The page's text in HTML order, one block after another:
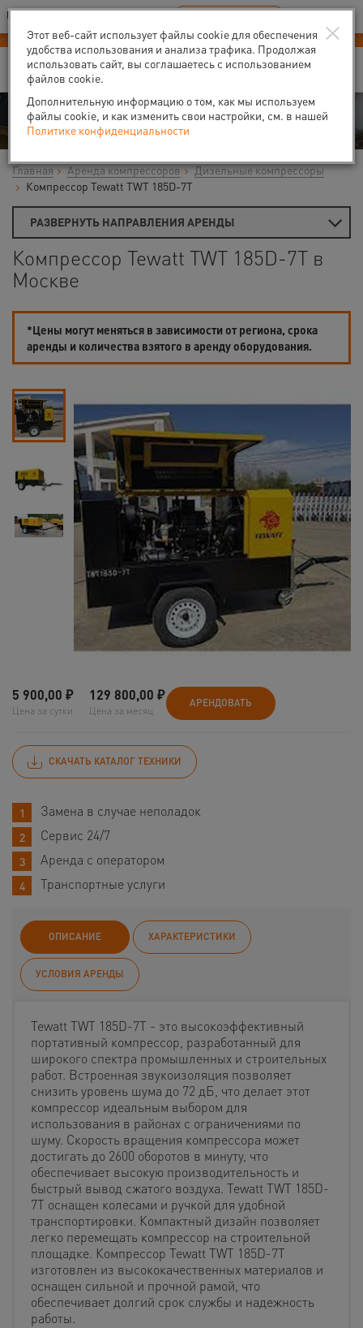
Ваш город:Москва
В Вашем регионе нет наших офисов RU EN
Аренда
Главная Аренда компрессоров
Дизельные компрессоры
Компрессор Tewatt TWT 185D-7T
РАЗВЕРНУТЬ НАПРАВЛЕНИЯ АРЕНДЫ
Компрессор Tewatt TWT 185D-7T в
Москве
*Цены могут меняться в зависимости от региона, срока
аренды и количества взятого в аренду оборудования.
5 900,00 ₽
Цена за сутки
129 800,00 ₽
Цена за месяц
АРЕНДОВАТЬ
СКАЧАТЬ КАТАЛОГ ТЕХНИКИ
Замена в случае неполадок
Сервис 24/7
Аренда с оператором
Транспортные услуги
ОПИСАНИЕ ХАРАКТЕРИСТИКИ
УСЛОВИЯ АРЕНДЫ
Tewatt TWT 185D-7T - это высокоэффективный
портативный компрессор, разработанный для
широкого спектра промышленных и строительных
работ. Встроенная звукоизоляция позволяет
снизить уровень шума до 72 дБ, что делает этот
компрессор идеальным выбором для
использования в районах с ограничениями по
шуму. Скорость вращения компрессора может
достигать до 2600 оборотов в минуту, что
обеспечивает высокую производительность и
быстрый вывод сжатого воздуха. Tewatt TWT 185D-
7T оснащен колесами и ручкой для удобной
транспортировки. Компактный дизайн позволяет
легко перемещать компрессор на строительной
площадке. Компрессор Tewatt TWT 185D-7T
изготовлен из высококачественных материалов и
оснащен сильной и прочной рамой, что
обеспечивает долгий срок службы и надежность
работы.
×
Этот веб-сайт использует файлы cookie для обеспечения
удобства использования и анализа трафика. Продолжая
использовать сайт, вы соглашаетесь с использованием
файлов cookie.
Дополнительную информацию о том, как мы используем
файлы cookie, и как изменить свои настройки, см. в нашей
Политике конфиденциальности